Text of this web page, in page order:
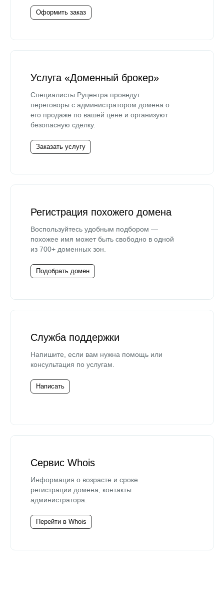
Оформить заказ
Услуга «Доменный брокер»
Специалисты Руцентра проведут
переговоры с администратором домена о
его продаже по вашей цене и организуют
безопасную сделку.
Заказать услугу
Регистрация похожего домена
Воспользуйтесь удобным подбором —
похожее имя может быть свободно в одной
из 700+ доменных зон.
Подобрать домен
Служба поддержки
Напишите, если вам нужна помощь или
консультация по услугам.
Написать
Сервис Whois
Информация о возрасте и сроке
регистрации домена, контакты
администратора.
Перейти в Whois